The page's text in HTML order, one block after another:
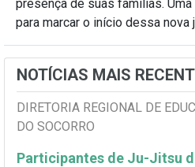
presença de suas famílias.
para marcar o início dessa nova
NOTÍCIAS MAIS
DIRETORIA REGIONAL DE
DO SOCORRO
Participantes de Ju-Jitsu